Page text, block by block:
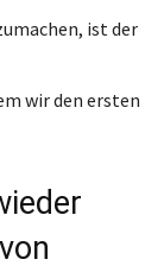
ist der
wir den ersten